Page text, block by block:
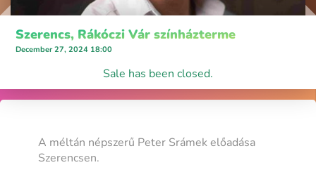
Szerencs, Rákóczi Vár színházterme
December 27, 2024 18:00
Sale has been closed.
A méltán népszerű Peter Srámek előadása
Szerencsen.